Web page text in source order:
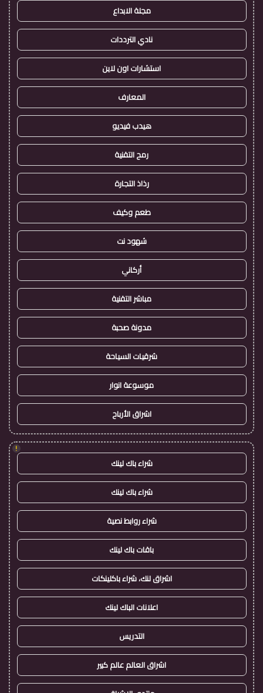
مجلة الابداع
نادي الترددات
استشارات اون لاين
المعارف
هيدب فيديو
رمح التقنية
رذاذ التجارة
طعم وكيف
شهود نت
أركاني
مباشر التقنية
مدونة صحبة
شرقيات السياحة
موسوعة انوار
اشراق الأرباح
!
شراء باك لينك
شراء باك لينك
شراء روابط نصية
باقات باك لينك
اشراق لنك، شراء باكلينكات
اعلانات الباك لينك
التدريس
اشراق العالم عالم كبير